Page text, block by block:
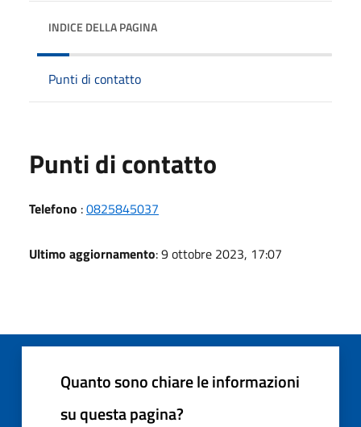
INDICE DELLA PAGINA
Punti di contatto
Punti di contatto
Telefono :0825845037
Ultimo aggiornamento: 9 ottobre 2023, 17:07
Quanto sono chiare le informazioni
su questa pagina?